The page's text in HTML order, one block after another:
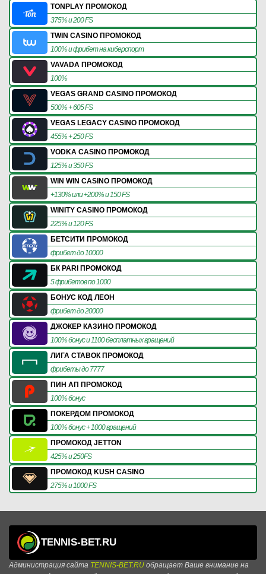
TONPLAY ПРОМОКОД
375% и 200 FS
TWIN CASINO ПРОМОКОД
100% и фрибет на киберспорт
VAVADA ПРОМОКОД
100%
VEGAS GRAND CASINO ПРОМОКОД
500% + 605 FS
VEGAS LEGACY CASINO ПРОМОКОД
455% + 250 FS
VODKA CASINO ПРОМОКОД
125% и 350 FS
WIN WIN CASINO ПРОМОКОД
+130% или +200% и 150 FS
WINITY CASINO ПРОМОКОД
225% и 120 FS
БЕТСИТИ ПРОМОКОД
фрибет до 10000
БК PARI ПРОМОКОД
5 фрибетов по 1000
БОНУС КОД ЛЕОН
фрибет до 20000
ДЖОКЕР КАЗИНО ПРОМОКОД
100% бонус и 1100 бесплатных вращений
ЛИГА СТАВОК ПРОМОКОД
фрибеты до 7777
ПИН АП ПРОМОКОД
100% бонус
ПОКЕРДОМ ПРОМОКОД
100% бонус + 1000 вращений
ПРОМОКОД JETTON
425% и 250FS
ПРОМОКОД KUSH CASINO
275% и 1000 FS
TENNIS-BET.RU
Администрация сайта TENNIS-BET.RU обращает Ваше внимание на